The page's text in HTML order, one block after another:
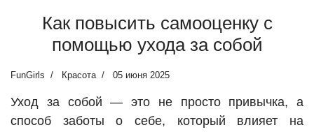
Как повысить самооценку с
помощью ухода за собой
FunGirls Красота 05 июня 2025
Уход за собой — это не просто привычка, а
способ заботы о себе, который влияет на